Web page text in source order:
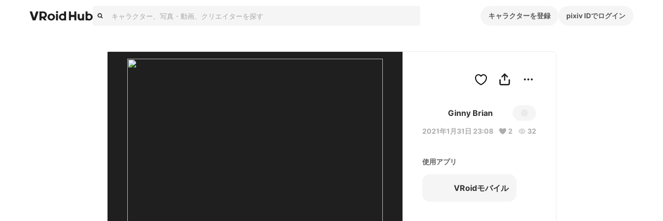
キャラクターを登録 pixiv IDでログイン
Ginny Brian
2021年1月31日 23:08 2 32
使用アプリ
VRoidモバイル